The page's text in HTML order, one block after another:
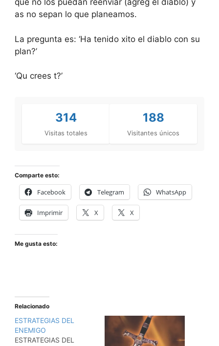
que no los puedan reenviar (agreg el diablo) y
as no sepan lo que planeamos.
La pregunta es: ‘Ha tenido xito el diablo con su
plan?’
‘Qu crees t?’
314
Visitas totales
188
Visitantes únicos
Comparte esto:
Facebook Telegram WhatsApp
Imprimir X X
Me gusta esto:
Relacionado
ESTRATEGIAS DEL
ENEMIGO
ESTRATEGIAS DEL